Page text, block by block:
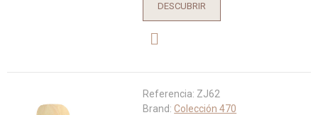
DESCUBRIR
Referencia: ZJ62
Brand:Colección 470